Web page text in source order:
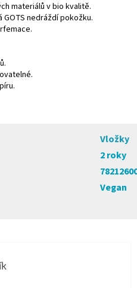
materiálů v bio kvalitě.
nedráždí pokožku.
Vložky
2 roky
Vegan
je 4 z 5 hvězdiček.